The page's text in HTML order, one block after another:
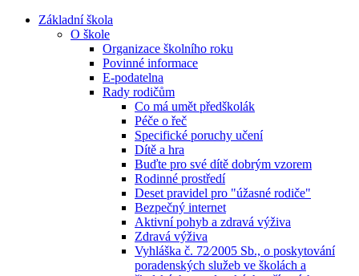
Základní škola
O škole
Organizace školního roku
Povinné informace
E-podatelna
Rady rodičům
Co má umět předškolák
Péče o řeč
Specifické poruchy učení
Dítě a hra
Buďte pro své dítě dobrým vzorem
Rodinné prostředí
Deset pravidel pro "úžasné rodiče"
Bezpečný internet
Aktivní pohyb a zdravá výživa
Zdravá výživa
Vyhláška č. 72⁄2005 Sb., o poskytování
poradenských služeb ve školách a